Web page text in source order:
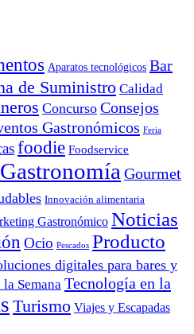
Aparatos tecnológicos Bar
de Suministro Calidad
Concurso Consejos
Gastronómicos Feria
foodie Foodservice
Gastronomía Gourmet
Innovación alimentaria
Gastronómico Noticias
Ocio Pescados Producto
digitales para bares y
la Semana Tecnología en la
Turismo Viajes y Escapadas